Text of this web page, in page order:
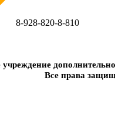
8-928-820-8-810
учреждение
Все права